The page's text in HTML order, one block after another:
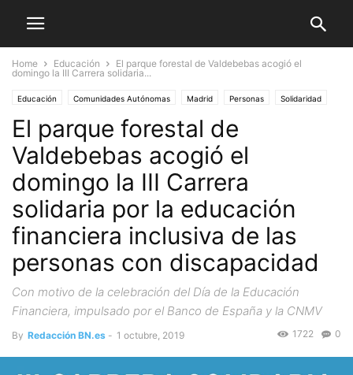
Home Educación
El parque forestal de Valdebebas acogió el
domingo la III Carrera solidaria...
Educación Comunidades Autónomas Madrid Personas Solidaridad
El parque forestal de
Valdebebas acogió el
domingo la III Carrera
solidaria por la educación
financiera inclusiva de las
personas con discapacidad
Con motivo de la celebración del Día de la Educación
Financiera, impulsado por el Banco de España y la CNMV
By Redacción BN.es - 1 octubre, 2019 0
1722